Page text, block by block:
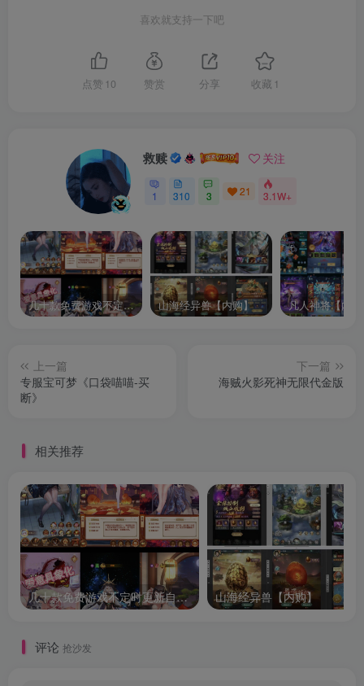
喜欢就支持一下吧
点赞 10 赞赏 分享 收藏 1
救赎 关注
1 310 3 21 3.1W+
几十款免费游戏不定时更新自行测试 山海经异兽【内购】 凡人神将【内
上一篇
专服宝可梦《口袋喵喵-买
断》
下一篇
海贼火影死神无限代金版
相关推荐
几十款免费游戏不定时更新自行测试 山海经异兽【内购】
评论 抢沙发